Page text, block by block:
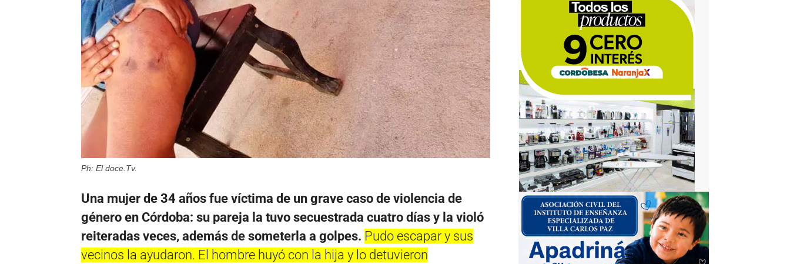
Ph: El doce.Tv.
Una mujer de 34 años fue víctima de un grave caso de violencia de
género en Córdoba: su pareja la tuvo secuestrada cuatro días y la violó
reiteradas veces, además de someterla a golpes. Pudo escapar y sus
vecinos la ayudaron. El hombre huyó con la hija y lo detuvieron